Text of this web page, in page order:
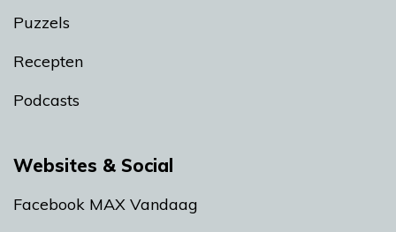
Puzzels
Recepten
Podcasts
Websites & Social
Facebook MAX Vandaag